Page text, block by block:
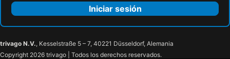
Hotel Grand Bach Kyoto Select
Granbell Hotel Osaka
Hotel Agora Osaka Moriguchi
Hotel New Otani Osaka
Iniciar sesión
trivago N.V., Kesselstraße 5 – 7, 40221 Düsseldorf, Alemania
Copyright 2026 trivago | Todos los derechos reservados.